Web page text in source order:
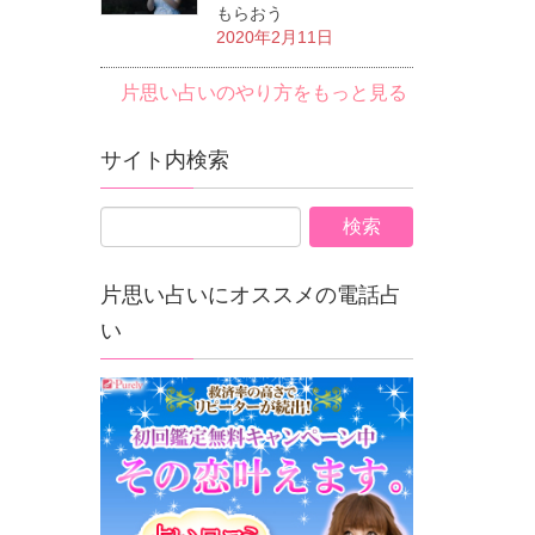
もらおう
2020年2月11日
片思い占いのやり方をもっと見る
サイト内検索
片思い占いにオススメの電話占
い